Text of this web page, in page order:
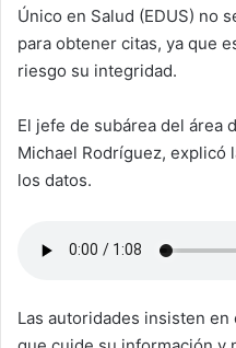
Único en Salud (EDUS) no
para obtener citas, ya que
riesgo su integridad.
El jefe de subárea del área
Michael Rodríguez, explicó
los datos.
Las autoridades insisten